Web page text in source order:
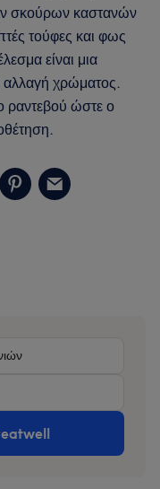
σκούρων καστανών
τούφες και φως
είναι μια
αλλαγή χρώματος.
ραντεβού ώστε ο